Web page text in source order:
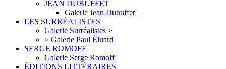
JEAN DUBUFFET
Galerie Jean Dubuffet
LES SURRÉALISTES
Galerie Surréalistes >
> Galerie Paul Éluard
SERGE ROMOFF
Galerie Serge Romoff
ÉDITIONS LITTÉRAIRES